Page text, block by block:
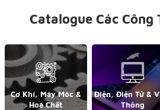
Catalogue Các Công
Cơ Khí, Máy Móc &
Hoá Chất
Điện, Điện Tử &
Thông